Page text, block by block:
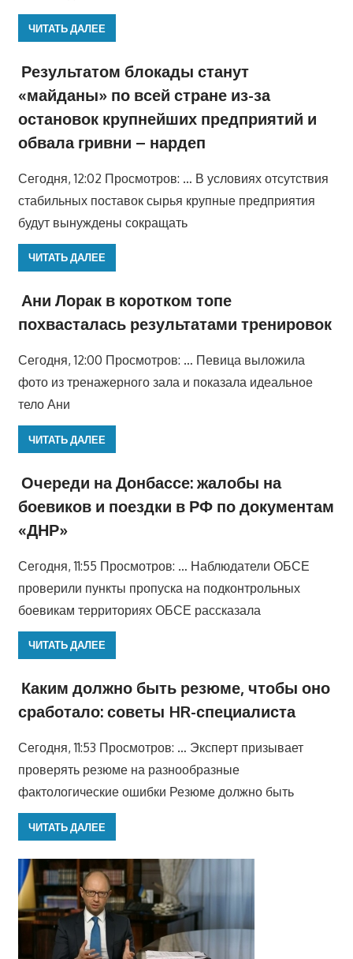
ЧИТАТЬ ДАЛЕЕ
Результатом блокады станут
«майданы» по всей стране из-за
остановок крупнейших предприятий и
обвала гривни – нардеп
Сегодня, 12:02 Просмотров: … В условиях отсутствия
стабильных поставок сырья крупные предприятия
будут вынуждены сокращать
ЧИТАТЬ ДАЛЕЕ
Ани Лорак в коротком топе
похвасталась результатами тренировок
Сегодня, 12:00 Просмотров: … Певица выложила
фото из тренажерного зала и показала идеальное
тело Ани
ЧИТАТЬ ДАЛЕЕ
Очереди на Донбассе: жалобы на
боевиков и поездки в РФ по документам
«ДНР»
Сегодня, 11:55 Просмотров: … Наблюдатели ОБСЕ
проверили пункты пропуска на подконтрольных
боевикам территориях ОБСЕ рассказала
ЧИТАТЬ ДАЛЕЕ
Каким должно быть резюме, чтобы оно
сработало: советы HR-специалиста
Сегодня, 11:53 Просмотров: … Эксперт призывает
проверять резюме на разнообразные
фактологические ошибки Резюме должно быть
ЧИТАТЬ ДАЛЕЕ